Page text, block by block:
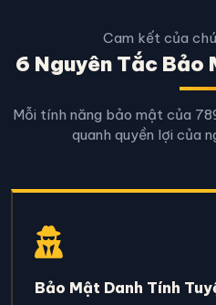
Cam kết của
6 Nguyên Tắc Bảo
Mỗi tính năng bảo mật của
quanh quyền lợi của
Bảo Mật Danh Tính